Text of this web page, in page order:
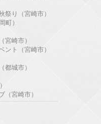
り（宮崎市）
町）
崎市）
ト（宮崎市）
城市）
宮崎市）